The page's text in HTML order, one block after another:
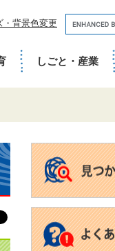
・背景色変更
ー
ワ
ド
で
が
しごと・産業